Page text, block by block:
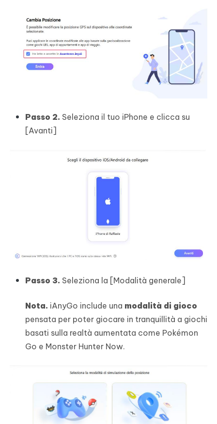
Passo 2. Seleziona il tuo iPhone e clicca su
[Avanti]
Passo 3. Seleziona la [Modalità generale]
Nota. iAnyGo include una modalità di gioco
pensata per poter giocare in tranquillità a giochi
basati sulla realtà aumentata come Pokémon
Go e Monster Hunter Now.